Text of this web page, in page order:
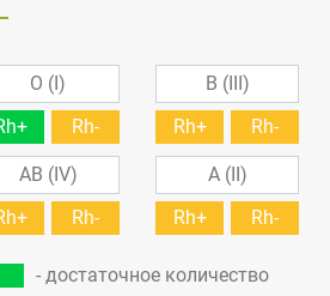
O (I)
Rh-
B (III)
Rh+
Rh-
AB (IV)
Rh-
A (II)
Rh+
Rh-
- достаточное количество